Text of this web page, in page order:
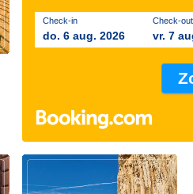
Check-in
do. 6 aug. 2026
Check-out
vr. 7